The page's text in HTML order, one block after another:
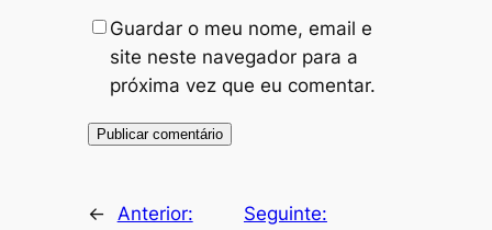
Guardar o meu nome, email e
site neste navegador para a
próxima vez que eu comentar.
← Anterior:
Seguinte: